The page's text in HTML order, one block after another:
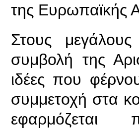
της Ευρωπαϊκής
Στους
συμβολή της
ιδέες που
συμμετοχή στα
εφαρμόζεται